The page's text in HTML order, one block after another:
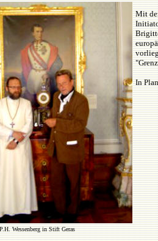
Mit
In
Wessenberg in Stift Geras